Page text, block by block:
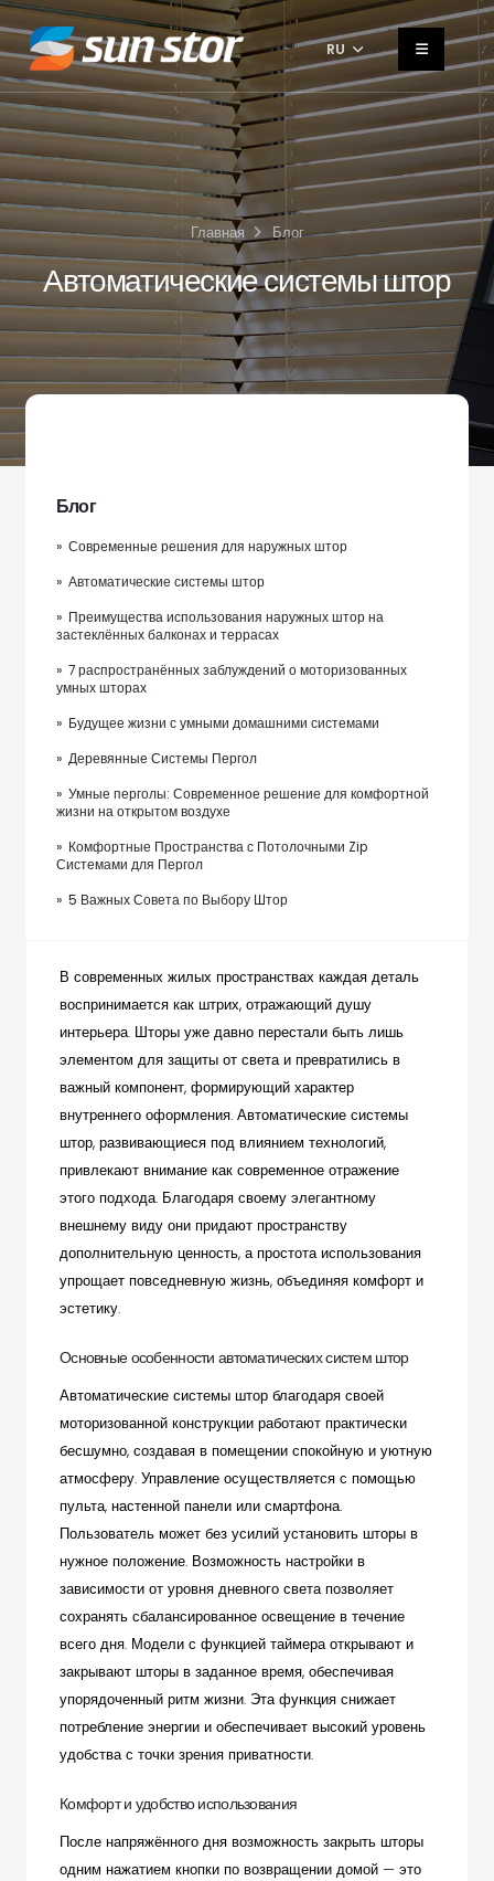
RU
Автоматические системы штор
Главная Блог
Блог
» Современные решения для наружных штор
» Автоматические системы штор
» Преимущества использования наружных штор на
застеклённых балконах и террасах
» 7 распространённых заблуждений о моторизованных
умных шторах
» Будущее жизни с умными домашними системами
» Деревянные Системы Пергол
» Умные перголы: Современное решение для комфортной
жизни на открытом воздухе
» Комфортные Пространства с Потолочными Zip
Системами для Пергол
» 5 Важных Совета по Выбору Штор
В современных жилых пространствах каждая деталь
воспринимается как штрих, отражающий душу
интерьера. Шторы уже давно перестали быть лишь
элементом для защиты от света и превратились в
важный компонент, формирующий характер
внутреннего оформления. Автоматические системы
штор, развивающиеся под влиянием технологий,
привлекают внимание как современное отражение
этого подхода. Благодаря своему элегантному
внешнему виду они придают пространству
дополнительную ценность, а простота использования
упрощает повседневную жизнь, объединяя комфорт и
эстетику.
Основные особенности автоматических систем штор
Автоматические системы штор благодаря своей
моторизованной конструкции работают практически
бесшумно, создавая в помещении спокойную и уютную
атмосферу. Управление осуществляется с помощью
пульта, настенной панели или смартфона.
Пользователь может без усилий установить шторы в
нужное положение. Возможность настройки в
зависимости от уровня дневного света позволяет
сохранять сбалансированное освещение в течение
всего дня. Модели с функцией таймера открывают и
закрывают шторы в заданное время, обеспечивая
упорядоченный ритм жизни. Эта функция снижает
потребление энергии и обеспечивает высокий уровень
удобства с точки зрения приватности.
Комфорт и удобство использования
После напряжённого дня возможность закрыть шторы
одним нажатием кнопки по возвращении домой — это